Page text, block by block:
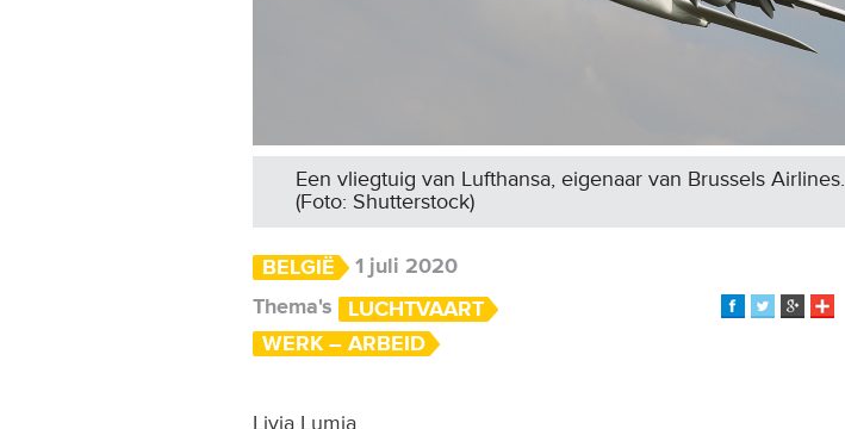
Een vliegtuig van Lufthansa, eigenaar van Brussels Airlines.
(Foto: Shutterstock)
BELGIË
1 juli 2020
Thema's
LUCHTVAART
WERK – ARBEID
Livia Lumia